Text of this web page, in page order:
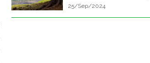
25/Sep/2024